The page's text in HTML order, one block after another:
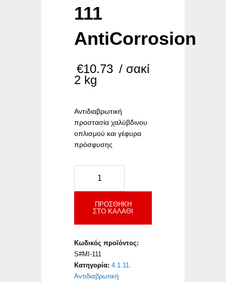
111
AntiCorrosion
€10.73 / σακί
2 kg
Αντιδιαβρωτική
προστασία χαλύβδινου
οπλισμού και γέφυρα
πρόσφυσης
MonoTop-
111
AntiCorrosion
ποσότητα
ΠΡΟΣΘΉΚΗ
ΣΤΟ ΚΑΛΆΘΙ
Κωδικός προϊόντος:
S#MI-111
Κατηγορία:4.1.11.
Αντιδιαβρωτική